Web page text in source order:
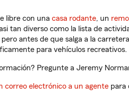
libre con una casa rodante, un
tan diverso como la lista de
antes de que salga a la
para vehículos
Pregunte a Jeremy
correo electrónico a un agente para